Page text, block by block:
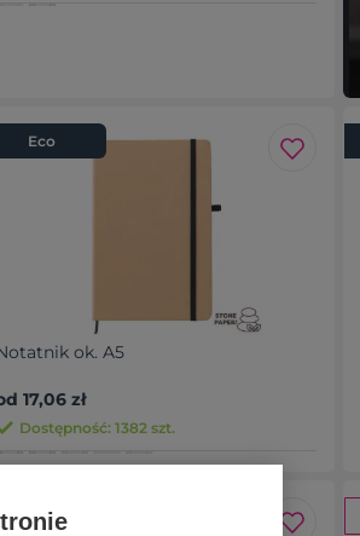
Eco
ok. A5
17,06 zł
Dostępność: 1382 szt.
Promocja -5%